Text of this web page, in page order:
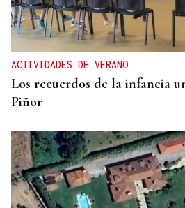
ACTIVIDADES DE VERANO
Los recuerdos de la infancia
Piñor